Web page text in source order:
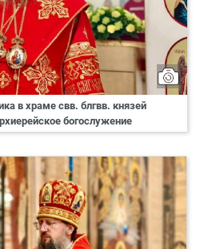
в храме свв. блгвв. князей
богослужение